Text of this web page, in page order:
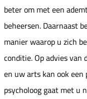
beter om met een
beheersen. Daarnaast
manier waarop u zich
conditie. Op advies
en uw arts kan ook een
psycholoog gaat met u